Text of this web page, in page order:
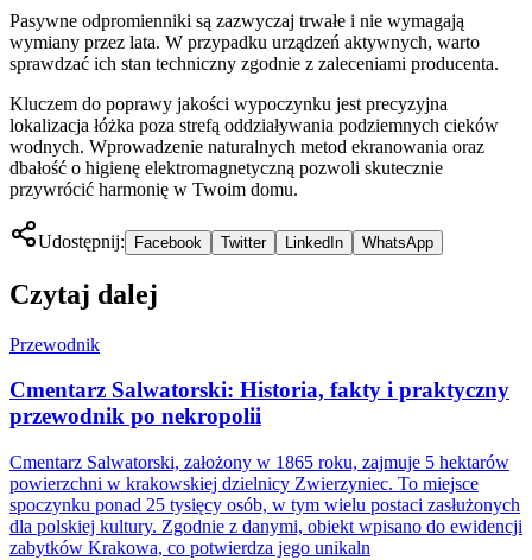
Pasywne odpromienniki są zazwyczaj trwałe i nie wymagają
wymiany przez lata. W przypadku urządzeń aktywnych, warto
sprawdzać ich stan techniczny zgodnie z zaleceniami producenta.
Kluczem do poprawy jakości wypoczynku jest precyzyjna
lokalizacja łóżka poza strefą oddziaływania podziemnych cieków
wodnych. Wprowadzenie naturalnych metod ekranowania oraz
dbałość o higienę elektromagnetyczną pozwoli skutecznie
przywrócić harmonię w Twoim domu.
Udostępnij: Facebook Twitter LinkedIn WhatsApp
Czytaj dalej
Przewodnik
Cmentarz Salwatorski: Historia, fakty i praktyczny
przewodnik po nekropolii
Cmentarz Salwatorski, założony w 1865 roku, zajmuje 5 hektarów
powierzchni w krakowskiej dzielnicy Zwierzyniec. To miejsce
spoczynku ponad 25 tysięcy osób, w tym wielu postaci zasłużonych
dla polskiej kultury. Zgodnie z danymi, obiekt wpisano do ewidencji
zabytków Krakowa, co potwierdza jego unikaln